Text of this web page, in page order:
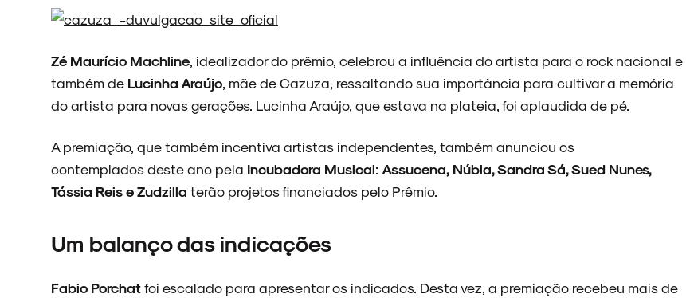
Zé Maurício Machline , idealizador do prêmio, celebrou a influência do artista para o rock nacional e
também de Lucinha Araújo , mãe de Cazuza, ressaltando sua importância para cultivar a memória
do artista para novas gerações. Lucinha Araújo, que estava na plateia, foi aplaudida de pé.
A premiação, que também incentiva artistas independentes, também anunciou os
contemplados deste ano pela Incubadora Musical: Assucena, Núbia, Sandra Sá, Sued Nunes,
Tássia Reis e Zudzilla terão projetos financiados pelo Prêmio.
Um balanço das indicações
Fabio Porchatfoi escalado para apresentar os indicados. Desta vez, a premiação recebeu mais de